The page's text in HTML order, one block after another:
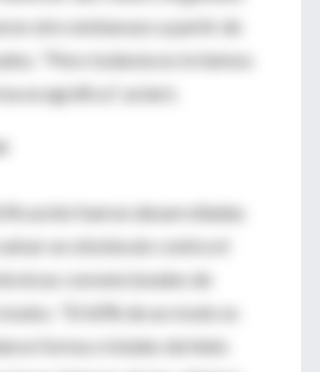
otro embarazo a partir de
"Pero todavía no lo hemos
ecográfica", aclaró.
fueron desarrolladas
un obstáculo contra el
convencionales de
"El 60% de un óvulo es
forma cristales de hielo